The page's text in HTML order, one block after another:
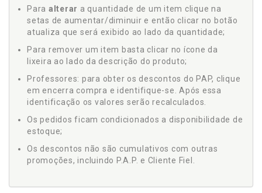
Para alterar a quantidade de um item clique na
setas de aumentar/diminuir e então clicar no botão
atualiza que será exibido ao lado da quantidade;
Para remover um item basta clicar no ícone da
lixeira ao lado da descrição do produto;
Professores: para obter os descontos do PAP, clique
em encerra compra e identifique-se. Após essa
identificação os valores serão recalculados.
Os pedidos ficam condicionados a disponibilidade de
estoque;
Os descontos não são cumulativos com outras
promoções, incluindo P.A.P. e Cliente Fiel.